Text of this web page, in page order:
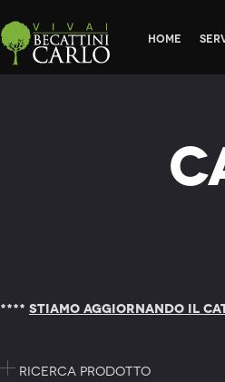
Home
**** STIAMO AGGIORNANDO IL
Ricerca prodotto